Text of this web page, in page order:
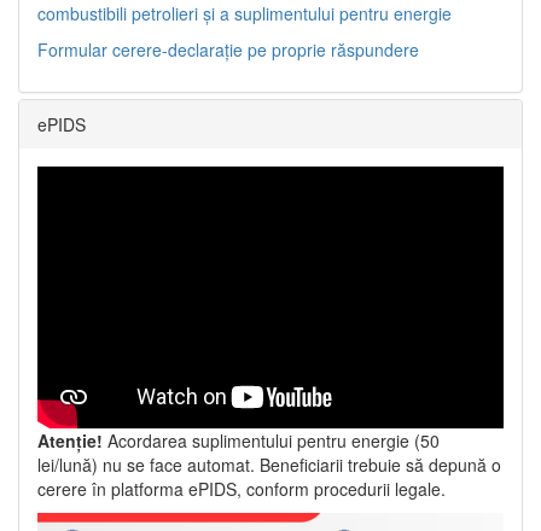
combustibili petrolieri și a suplimentului pentru energie
Formular cerere-declarație pe proprie răspundere
ePIDS
Atenție! Acordarea suplimentului pentru energie (50
lei/lună) nu se face automat. Beneficiarii trebuie să depună o
cerere în platforma ePIDS, conform procedurii legale.